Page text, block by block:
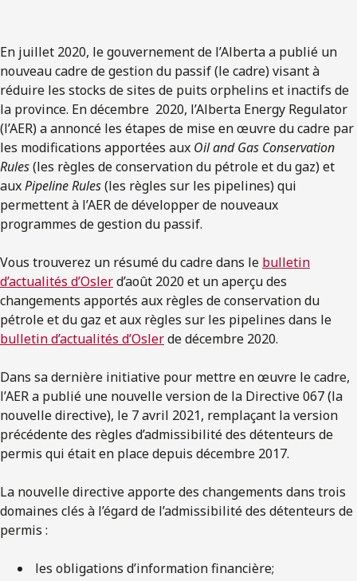
En juillet 2020, le gouvernement de l’Alberta a publié un
nouveau cadre de gestion du passif (le cadre) visant à
réduire les stocks de sites de puits orphelins et inactifs de
la province. En décembre 2020, l’Alberta Energy Regulator
(l’AER) a annoncé les étapes de mise en œuvre du cadre par
les modifications apportées aux Oil and Gas Conservation
Rules(les règles de conservation du pétrole et du gaz) et
auxPipeline Rules(les règles sur les pipelines) qui
permettent à l’AER de développer de nouveaux
programmes de gestion du passif.
Vous trouverez un résumé du cadre dans le bulletin
d’actualités d’Oslerd’août 2020 et un aperçu des
changements apportés aux règles de conservation du
pétrole et du gaz et aux règles sur les pipelines dans le
bulletin d’actualités d’Oslerde décembre 2020.
Dans sa dernière initiative pour mettre en œuvre le cadre,
l’AER a publié une nouvelle version de la Directive 067 (la
nouvelle directive), le 7 avril 2021, remplaçant la version
précédente des règles d’admissibilité des détenteurs de
permis qui était en place depuis décembre 2017.
La nouvelle directive apporte des changements dans trois
domaines clés à l’égard de l’admissibilité des détenteurs de
permis :
les obligations d’information financière;